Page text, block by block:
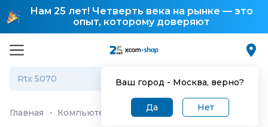
Нам 25 лет! Четверть века на рынке — это
опыт, которому доверяют
Ваш город - Москва, верно?
Да Нет
Главная · Компьютеры и ноутбуки Персональные